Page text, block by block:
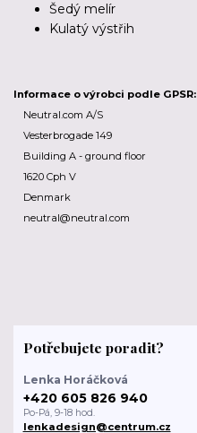
Šedý melír
Kulatý výstřih
Informace o výrobci podle GPSR:
Neutral.com A/S
Vesterbrogade 149
Building A - ground floor
1620 Cph V
Denmark
neutral@neutral.com
Potřebujete poradit?
Lenka Horáčková
+420 605 826 940
Po-Pá, 9-18 hod.
lenkadesign@centrum.cz